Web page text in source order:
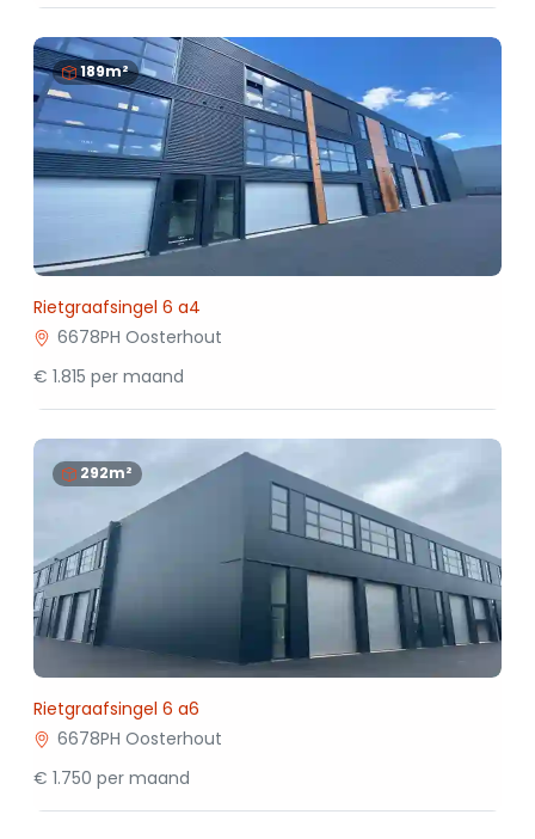
189m²
Rietgraafsingel 6 a4
6678PH Oosterhout
€ 1.815 per maand
292m²
Rietgraafsingel 6 a6
6678PH Oosterhout
€ 1.750 per maand